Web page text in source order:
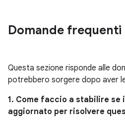
Domande frequenti
Questa sezione risponde alle
potrebbero sorgere dopo aver
1. Come faccio a stabilire se
aggiornato per risolvere